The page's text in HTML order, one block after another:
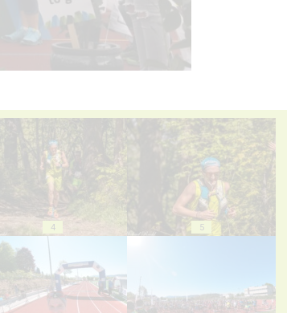
4 5